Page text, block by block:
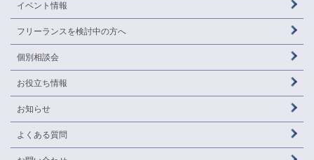
イベント情報
フリーランスを検討中の方へ
個別相談会
お役立ち情報
お知らせ
よくある質問